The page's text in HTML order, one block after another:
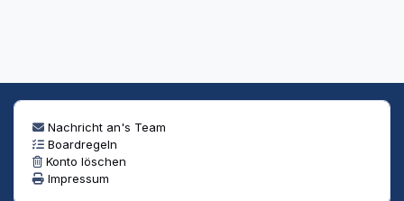
Nachricht an's Team
Boardregeln
Konto löschen
Impressum